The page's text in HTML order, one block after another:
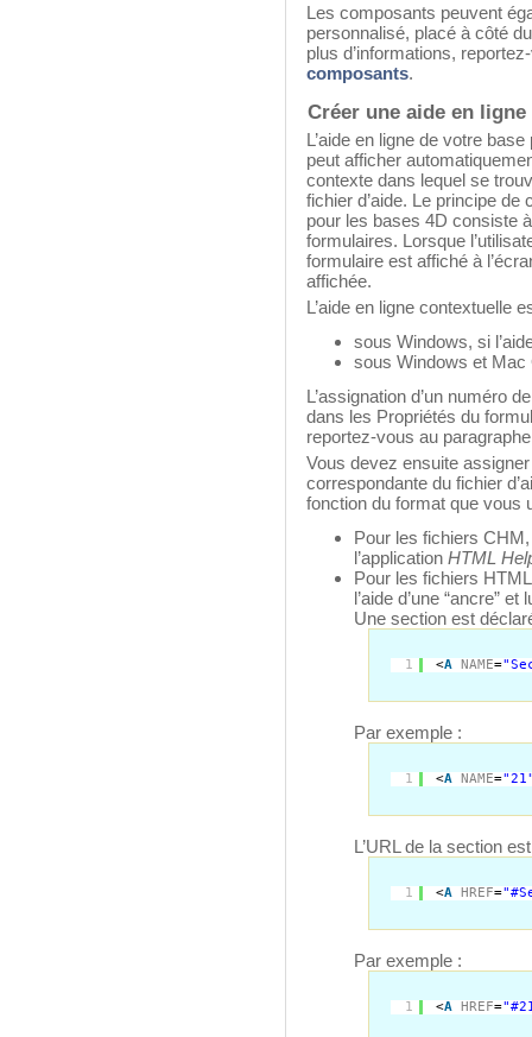
Les composants peuvent
personnalisé, placé à côté
plus d’informations,
composants.
Créer une aide en
L’aide en ligne de votre
peut afficher
contexte dans lequel se
fichier d’aide. Le principe de
pour les bases 4D consiste
formulaires. Lorsque
formulaire est affiché à
affichée.
L’aide en ligne contextuelle
sous Windows, si
sous Windows et Mac
L’assignation d’un numéro
dans les Propriétés du
reportez-vous au
Vous devez ensuite
correspondante du fichier
fonction du format que vous
Pour les fichiers
l’application HTML
Pour les fichiers
l’aide d’une “ancre”
Une section est
1 <A NAME=
Par exemple :
1 <A NAME=
L’URL de la section
1 <A HREF=
Par exemple :
1 <A HREF=